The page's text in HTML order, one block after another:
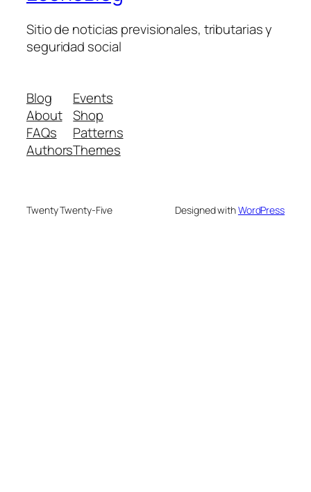
Sitio de noticias previsionales, tributarias y
seguridad social
Blog
About
FAQs
Authors
Events
Shop
Patterns
Themes
Twenty Twenty-Five Designed withWordPress